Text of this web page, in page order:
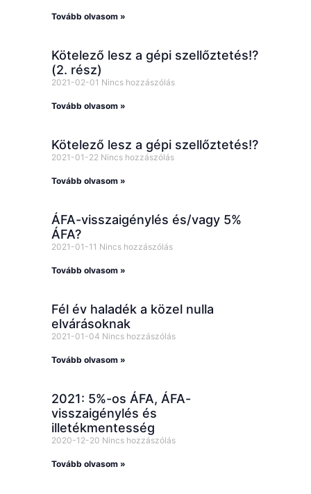
Tovább olvasom »
Kötelező lesz a gépi szellőztetés!?
(2. rész)
2021-02-01 Nincs hozzászólás
Tovább olvasom »
Kötelező lesz a gépi szellőztetés!?
2021-01-22 Nincs hozzászólás
Tovább olvasom »
ÁFA-visszaigénylés és/vagy 5%
ÁFA?
2021-01-11 Nincs hozzászólás
Tovább olvasom »
Fél év haladék a közel nulla
elvárásoknak
2021-01-04 Nincs hozzászólás
Tovább olvasom »
2021: 5%-os ÁFA, ÁFA-
visszaigénylés és
illetékmentesség
2020-12-20 Nincs hozzászólás
Tovább olvasom »